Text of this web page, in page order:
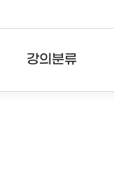
강의분류